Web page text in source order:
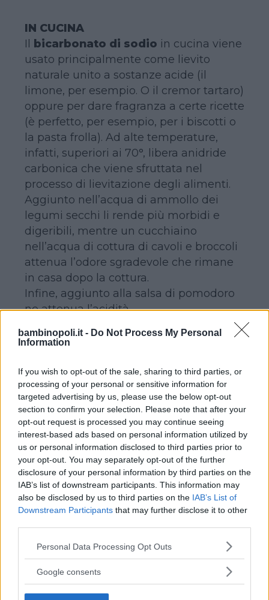
bambinopoli.it - Do Not Process My Personal
Information
If you wish to opt-out of the sale, sharing to third parties, or
processing of your personal or sensitive information for
targeted advertising by us, please use the below opt-out
section to confirm your selection. Please note that after your
opt-out request is processed you may continue seeing
interest-based ads based on personal information utilized by
us or personal information disclosed to third parties prior to
your opt-out. You may separately opt-out of the further
disclosure of your personal information by third parties on the
IAB’s list of downstream participants. This information may
also be disclosed by us to third parties on the IAB’s List of
Downstream Participants that may further disclose it to other
Please note that this website/app uses one or more Google
not limited to your visit or usage behaviour. You may click to
use your data for below specified purposes in below Google
Personal Data Processing Opt Outs
Google consents
IN CUCINA
Il
bicarbonato di sodio in cucina viene
usato principalmente come lievito
naturale unito a sostanze acide (il
limone, per esempio. O il cremor tartaro)
oppure per dare fragranza a certe ricette
(è perfetto, per esempio, per i biscotti o
la pasta frolla). Ad alte temperature,
infatti, superiori ai 70°, libera anidride
carbonica che viene sfruttata nel
processo di lievitazione degli alimenti.
Aggiunto nell’acqua di ammollo dei
legumi secchi li rende più morbidi e
digeribili, mentre un cucchiaino
nell’acqua di cottura di cavoli e broccoli
attenua l’odore sgradevole che rimane
in casa dopo la cottura.
Infine, aggiunto alla salsa di pomodoro
ne attenua l’acidità.
Durante lagravidanza, per prevenire la
toxoplasmosi, il bicarbonato di sodio è
perfetto per lavare le verdure e molti
ginecologi ne suggeriscono l’utilizzo al
posto dei comuni disinfettanti chimici.
Infine, sempre come disinfettante può
essere usato per sterilizzare ciucci e
cucchiaino nell’acqua portata a
ebollizione.